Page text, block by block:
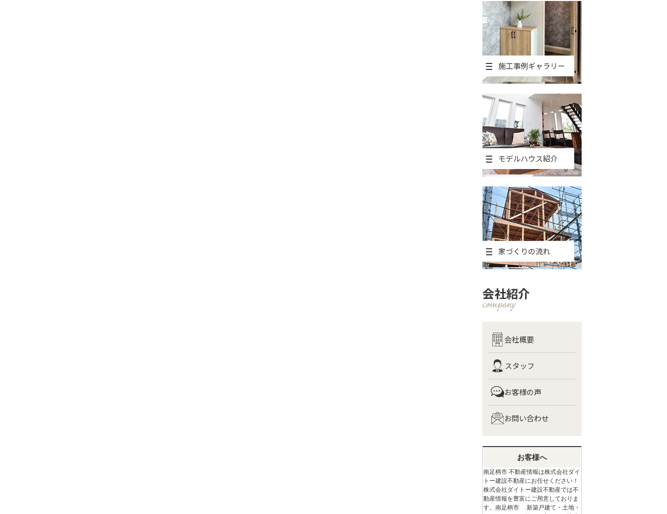
施工事例ギャラリー
モデルハウス紹介
家づくりの流れ
会社紹介
会社概要
スタッフ
お客様の声
お問い合わせ
お客様へ
南足柄市 不動産情報は株式会社ダイ
トー建設不動産にお任せください！
株式会社ダイトー建設不動産では不
動産情報を豊富にご用意しておりま
す。南足柄市 新築戸建て・土地・